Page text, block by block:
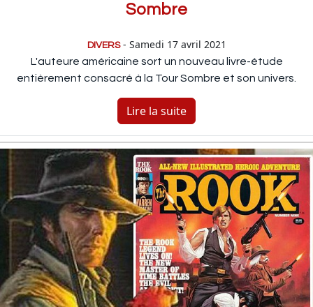
Sombre
DIVERS- Samedi 17 avril 2021
L'auteure américaine sort un nouveau livre-étude
entièrement consacré à la Tour Sombre et son univers.
Lire la suite